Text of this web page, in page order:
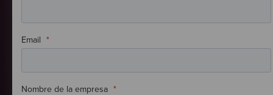
Email *
Nombre de la empresa *